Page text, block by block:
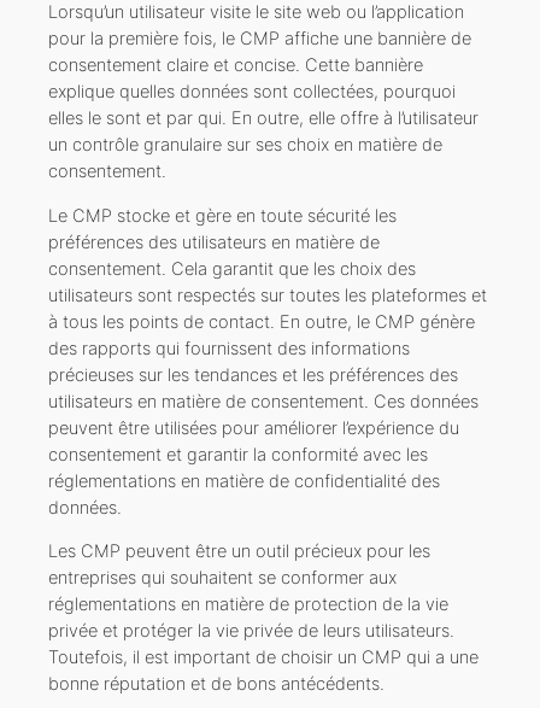
Lorsqu’un utilisateur visite le site web ou l’application
pour la première fois, le CMP affiche une bannière de
consentement claire et concise. Cette bannière
explique quelles données sont collectées, pourquoi
elles le sont et par qui. En outre, elle offre à l’utilisateur
un contrôle granulaire sur ses choix en matière de
consentement.
Le CMP stocke et gère en toute sécurité les
préférences des utilisateurs en matière de
consentement. Cela garantit que les choix des
utilisateurs sont respectés sur toutes les plateformes et
à tous les points de contact. En outre, le CMP génère
des rapports qui fournissent des informations
précieuses sur les tendances et les préférences des
utilisateurs en matière de consentement. Ces données
peuvent être utilisées pour améliorer l’expérience du
consentement et garantir la conformité avec les
réglementations en matière de confidentialité des
données.
Les CMP peuvent être un outil précieux pour les
entreprises qui souhaitent se conformer aux
réglementations en matière de protection de la vie
privée et protéger la vie privée de leurs utilisateurs.
Toutefois, il est important de choisir un CMP qui a une
bonne réputation et de bons antécédents.